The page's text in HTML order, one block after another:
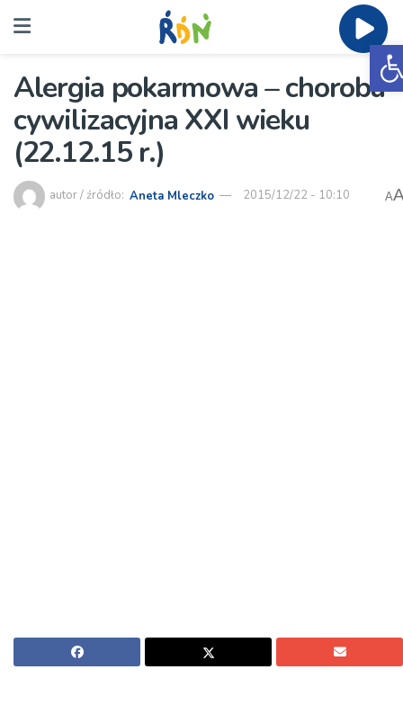
Alergia pokarmowa – choroba
cywilizacyjna XXI wieku
(22.12.15 r.)
autor / źródło: Aneta Mleczko 2015/12/22 - 10:10 A